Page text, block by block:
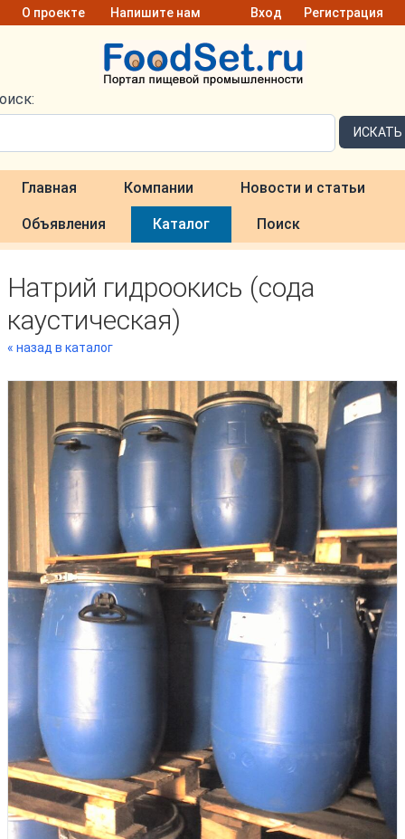
О проекте Напишите нам Вход Регистрация
ИСКАТЬ
Главная Компании Новости и статьи
Объявления Каталог Поиск
Натрий гидроокись (сода
каустическая)
« назад в каталог